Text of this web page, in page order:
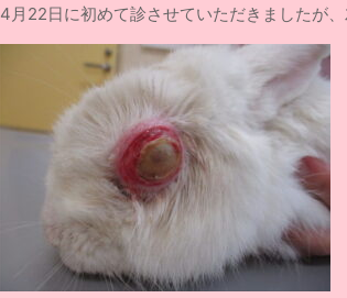
4月22日に初めて診させていただきましたが